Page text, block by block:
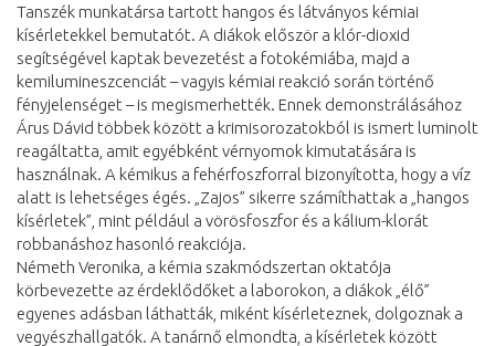
Tanszék munkatársa tartott hangos és látványos kémiai
kísérletekkel bemutatót. A diákok először a klór-dioxid
segítségével kaptak bevezetést a fotokémiába, majd a
kemilumineszcenciát – vagyis kémiai reakció során történő
fényjelenséget – is megismerhették. Ennek demonstrálásához
Árus Dávid többek között a krimisorozatokból is ismert luminolt
reagáltatta, amit egyébként vérnyomok kimutatására is
használnak. A kémikus a fehérfoszforral bizonyította, hogy a víz
alatt is lehetséges égés. „Zajos” sikerre számíthattak a „hangos
kísérletek”, mint például a vörösfoszfor és a kálium-klorát
robbanáshoz hasonló reakciója.
Németh Veronika, a kémia szakmódszertan oktatója
körbevezette az érdeklődőket a laborokon, a diákok „élő”
egyenes adásban láthatták, miként kísérleteznek, dolgoznak a
vegyészhallgatók. A tanárnő elmondta, a kísérletek között